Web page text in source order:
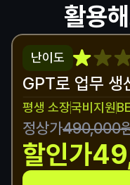
활용
난이도
GPT로 업무 생
평생 소장국비지원
정상가490,000
할인가